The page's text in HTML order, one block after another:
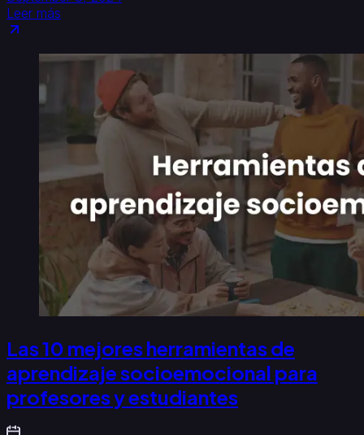
Leer más
Las 10 mejores herramientas de
aprendizaje socioemocional para
profesores y estudiantes